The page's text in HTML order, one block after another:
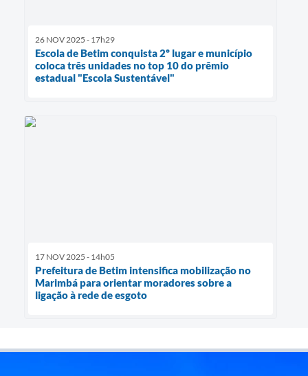
26 NOV 2025 - 17h29
Escola de Betim conquista 2º lugar e município
coloca três unidades no top 10 do prêmio
estadual "Escola Sustentável"
17 NOV 2025 - 14h05
Prefeitura de Betim intensifica mobilização no
Marimbá para orientar moradores sobre a
ligação à rede de esgoto